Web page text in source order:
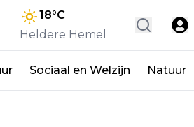
18°C
Heldere Hemel
Sociaal en Welzijn Natuur